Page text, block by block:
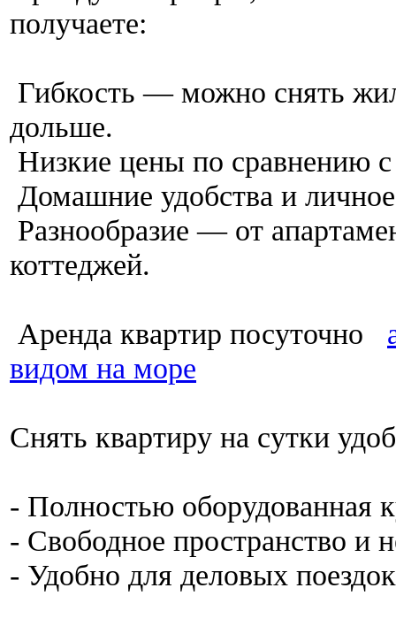
получаете:
Гибкость — можно снять
дольше.
Низкие цены по сравнению
Домашние удобства и
Разнообразие — от
коттеджей.
Аренда квартир посуточно
видом на море
Снять квартиру на сутки
- Полностью оборудованная
- Свободное пространство и
- Удобно для деловых